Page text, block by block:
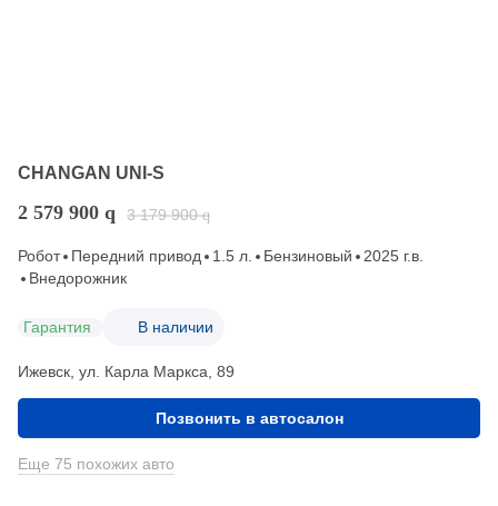
CHANGAN UNI-S
2 579 900 q 3 179 900 q
Робот Передний привод 1.5 л. Бензиновый
2025 г.в.
Внедорожник
Гарантия В наличии
Ижевск, ул. Карла Маркса, 89
Позвонить в автосалон
Еще 75 похожих авто